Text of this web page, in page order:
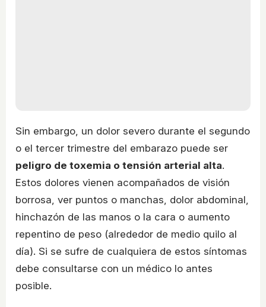
Sin embargo, un dolor severo durante el segundo
o el tercer trimestre del embarazo puede ser
peligro de toxemia o tensión arterial alta.
Estos dolores vienen acompañados de visión
borrosa, ver puntos o manchas, dolor abdominal,
hinchazón de las manos o la cara o aumento
repentino de peso (alrededor de medio quilo al
día). Si se sufre de cualquiera de estos síntomas
debe consultarse con un médico lo antes
posible.